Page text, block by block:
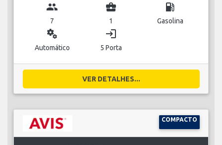
group
7
business_center
1
local_gas_station
Gasolina
miscellaneous_services
Automático
login
5 Porta
VER DETALHES...
COMPACTO